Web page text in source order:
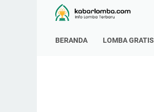
BERANDA LOMBA GRATIS